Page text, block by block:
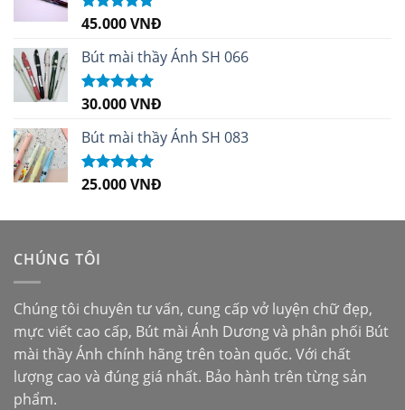
Được xếp
sao
45.000VNĐ
Bút mài thầy Ánh SH 066
Được xếp
sao
30.000VNĐ
Bút mài thầy Ánh SH 083
Được xếp
25.000VNĐ
CHÚNG TÔI
Chúng tôi chuyên tư vấn, cung cấp vở luyện chữ đẹp,
mực viết cao cấp, Bút mài Ánh Dươngvà phân phối Bút
mài thầy Ánh chính hãng trên toàn quốc. Với chất
lượng cao và đúng giá nhất. Bảo hành trên từng sản
phẩm.